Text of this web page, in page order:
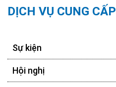
DỊCH VỤ CUNG CẤP
Sự kiện
Hội nghị